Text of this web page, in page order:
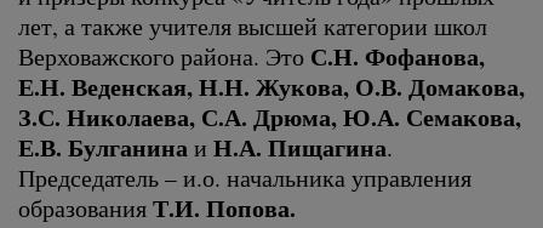
лет, а также учителя высшей категории школ
Верховажского района. Это С.Н. Фофанова,
Е.Н. Веденская, Н.Н. Жукова, О.В. Домакова,
З.С. Николаева, С.А. Дрюма, Ю.А. Семакова,
Е.В. Булганинаи Н.А. Пищагина.
Председатель – и.о. начальника управления
образованияТ.И. Попова.